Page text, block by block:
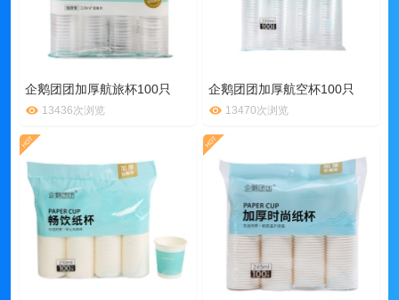
企鹅团团加厚航旅杯100只
13436次浏览
企鹅团团加厚航空杯100只
13470次浏览